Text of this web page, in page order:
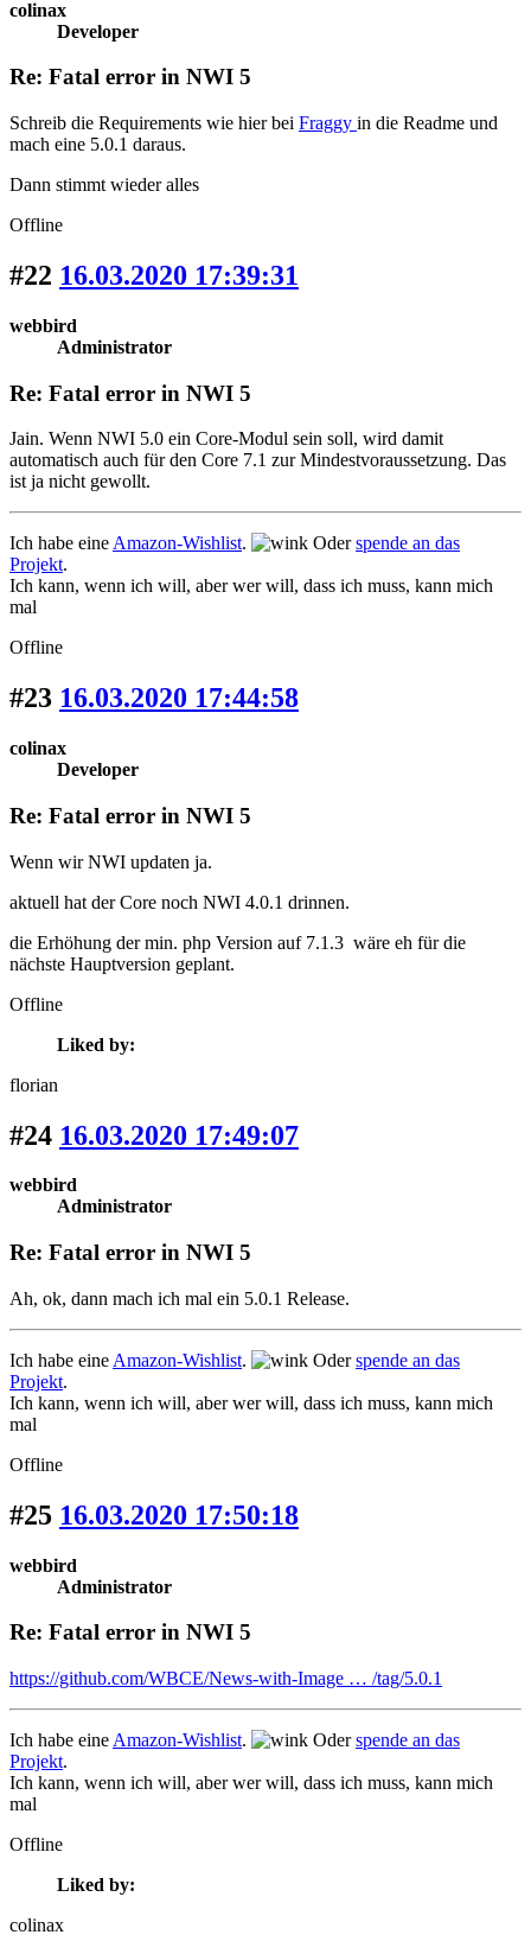
colinax
Developer
Re: Fatal error in NWI 5
Schreib die Requirements wie hier bei Fraggy in die Readme und
mach eine 5.0.1 daraus.
Dann stimmt wieder alles
Offline
#22 16.03.2020 17:39:31
webbird
Administrator
Re: Fatal error in NWI 5
Jain. Wenn NWI 5.0 ein Core-Modul sein soll, wird damit
automatisch auch für den Core 7.1 zur Mindestvoraussetzung. Das
ist ja nicht gewollt.
Ich habe eine Amazon-Wishlist. Oderspende an das
Projekt.
Ich kann, wenn ich will, aber wer will, dass ich muss, kann mich
mal
Offline
#23 16.03.2020 17:44:58
colinax
Developer
Re: Fatal error in NWI 5
Wenn wir NWI updaten ja.
aktuell hat der Core noch NWI 4.0.1 drinnen.
die Erhöhung der min. php Version auf 7.1.3 wäre eh für die
nächste Hauptversion geplant.
Offline
Liked by:
florian
#24 16.03.2020 17:49:07
webbird
Administrator
Re: Fatal error in NWI 5
Ah, ok, dann mach ich mal ein 5.0.1 Release.
Ich habe eine Amazon-Wishlist. Oderspende an das
Projekt.
Ich kann, wenn ich will, aber wer will, dass ich muss, kann mich
mal
Offline
#25 16.03.2020 17:50:18
webbird
Administrator
Re: Fatal error in NWI 5
https://github.com/WBCE/News-with-Image … /tag/5.0.1
Ich habe eine Amazon-Wishlist. Oderspende an das
Projekt.
Ich kann, wenn ich will, aber wer will, dass ich muss, kann mich
mal
Offline
Liked by:
colinax